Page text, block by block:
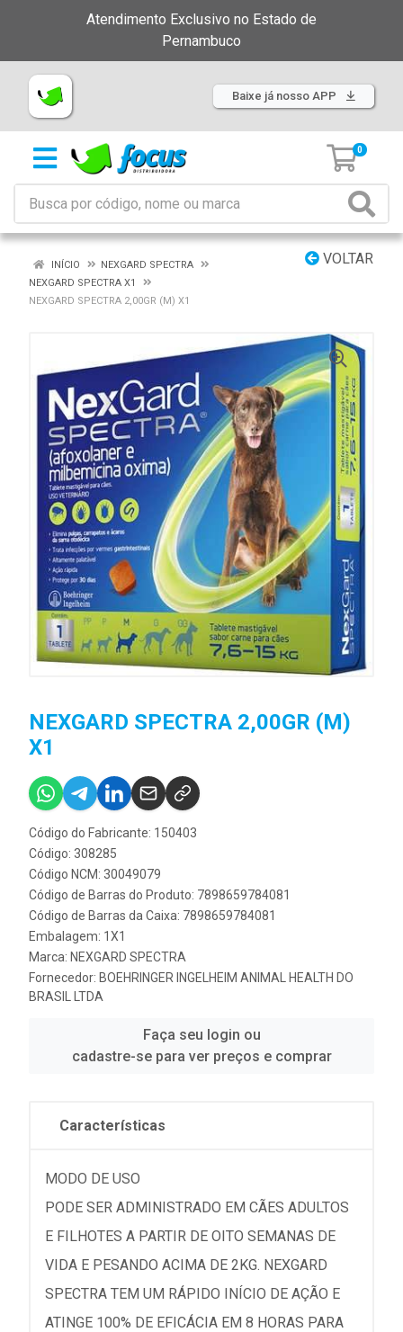
Atendimento Exclusivo no Estado de
Pernambuco
Baixe já nosso APP
0
VOLTAR
INÍCIO
NEXGARD SPECTRA
NEXGARD SPECTRA X1
NEXGARD SPECTRA 2,00GR (M) X1
NEXGARD SPECTRA 2,00GR (M)
X1
Código do Fabricante: 150403
Código: 308285
Código NCM: 30049079
Código de Barras do Produto: 7898659784081
Código de Barras da Caixa: 7898659784081
Embalagem: 1X1
Marca: NEXGARD SPECTRA
Fornecedor: BOEHRINGER INGELHEIM ANIMAL HEALTH DO
BRASIL LTDA
Faça seu login ou
cadastre-se para ver preços e comprar
Características
MODO DE USO
PODE SER ADMINISTRADO EM CÃES ADULTOS
E FILHOTES A PARTIR DE OITO SEMANAS DE
VIDA E PESANDO ACIMA DE 2KG. NEXGARD
SPECTRA TEM UM RÁPIDO INÍCIO DE AÇÃO E
ATINGE 100% DE EFICÁCIA EM 8 HORAS PARA